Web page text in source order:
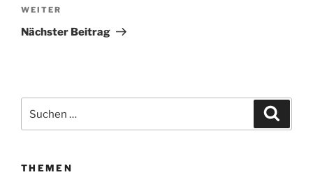
Nächster
Beitrag
WEITER
Nächster Beitrag
nach:
THEMEN